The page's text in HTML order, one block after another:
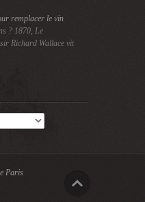
remplacer le vin
? 1870, Le
Richard Wallace vit
Paris